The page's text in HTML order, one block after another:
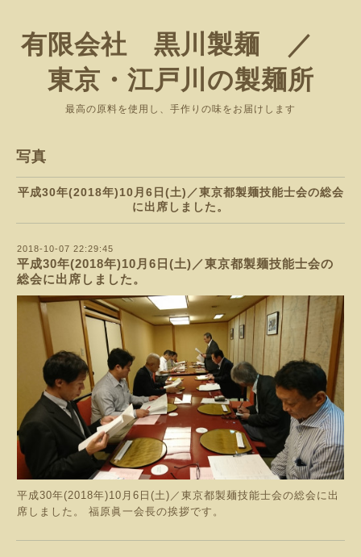
有限会社 黒川製麺 ／
東京・江戸川の製麺所
最高の原料を使用し、手作りの味をお届けします
写真
平成30年(2018年)10月6日(土)／東京都製麺技能士会の総会
に出席しました。
2018-10-07 22:29:45
平成30年(2018年)10月6日(土)／東京都製麺技能士会の
総会に出席しました。
平成30年(2018年)10月6日(土)／東京都製麺技能士会の総会に出
席しました。 福原眞一会長の挨拶です。